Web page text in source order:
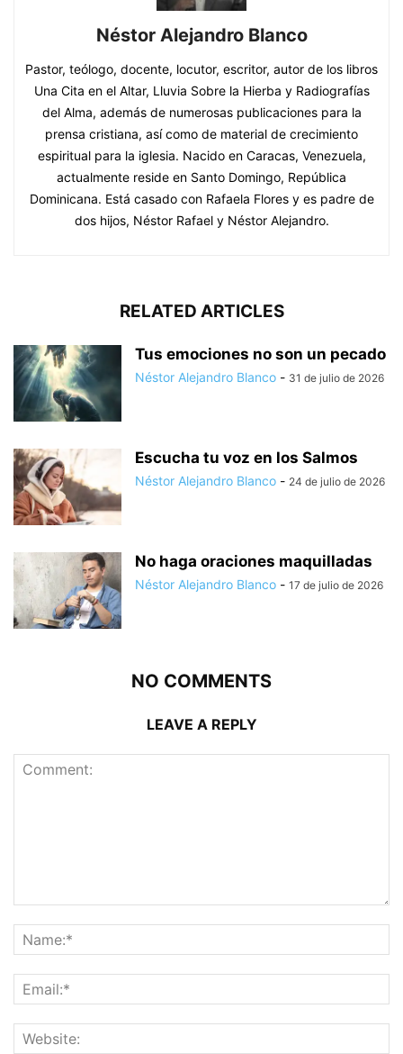
Néstor Alejandro Blanco
Pastor, teólogo, docente, locutor, escritor, autor de los libros
Una Cita en el Altar, Lluvia Sobre la Hierba y Radiografías
del Alma, además de numerosas publicaciones para la
prensa cristiana, así como de material de crecimiento
espiritual para la iglesia. Nacido en Caracas, Venezuela,
actualmente reside en Santo Domingo, República
Dominicana. Está casado con Rafaela Flores y es padre de
dos hijos, Néstor Rafael y Néstor Alejandro.
RELATED ARTICLES
Tus emociones no son un pecado
Néstor Alejandro Blanco - 31 de julio de 2026
Escucha tu voz en los Salmos
Néstor Alejandro Blanco - 24 de julio de 2026
No haga oraciones maquilladas
Néstor Alejandro Blanco - 17 de julio de 2026
NO COMMENTS
LEAVE A REPLY